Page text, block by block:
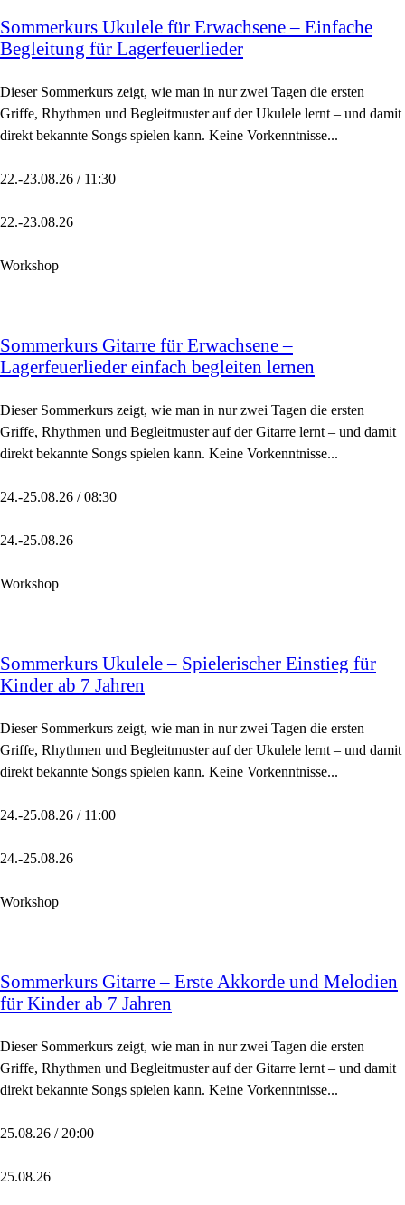
Sommerkurs Ukulele für Erwachsene – Einfache
Begleitung für Lagerfeuerlieder
Dieser Sommerkurs zeigt, wie man in nur zwei Tagen die ersten
Griffe, Rhythmen und Begleitmuster auf der Ukulele lernt – und damit
direkt bekannte Songs spielen kann. Keine Vorkenntnisse...
22.-23.08.26 / 11:30
22.-23.08.26
Workshop
Sommerkurs Gitarre für Erwachsene –
Lagerfeuerlieder einfach begleiten lernen
Dieser Sommerkurs zeigt, wie man in nur zwei Tagen die ersten
Griffe, Rhythmen und Begleitmuster auf der Gitarre lernt – und damit
direkt bekannte Songs spielen kann. Keine Vorkenntnisse...
24.-25.08.26 / 08:30
24.-25.08.26
Workshop
Sommerkurs Ukulele – Spielerischer Einstieg für
Kinder ab 7 Jahren
Dieser Sommerkurs zeigt, wie man in nur zwei Tagen die ersten
Griffe, Rhythmen und Begleitmuster auf der Ukulele lernt – und damit
direkt bekannte Songs spielen kann. Keine Vorkenntnisse...
24.-25.08.26 / 11:00
24.-25.08.26
Workshop
Sommerkurs Gitarre – Erste Akkorde und Melodien
für Kinder ab 7 Jahren
Dieser Sommerkurs zeigt, wie man in nur zwei Tagen die ersten
Griffe, Rhythmen und Begleitmuster auf der Gitarre lernt – und damit
direkt bekannte Songs spielen kann. Keine Vorkenntnisse...
25.08.26 / 20:00
25.08.26